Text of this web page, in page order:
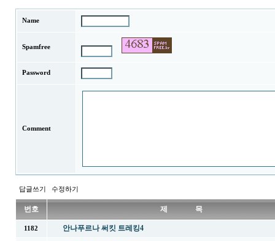
Name
Spamfree
Password
Comment
답글쓰기 수정하기
번호 제 목
1182 안나푸르나 써킷 트레킹4